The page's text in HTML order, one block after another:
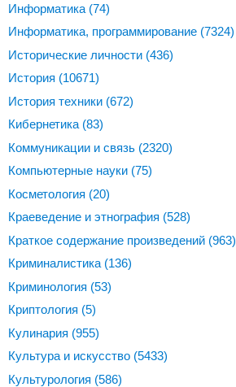
Информатика (74)
Информатика, программирование (7324)
Исторические личности (436)
История (10671)
История техники (672)
Кибернетика (83)
Коммуникации и связь (2320)
Компьютерные науки (75)
Косметология (20)
Краеведение и этнография (528)
Краткое содержание произведений (963)
Криминалистика (136)
Криминология (53)
Криптология (5)
Кулинария (955)
Культура и искусство (5433)
Культурология (586)